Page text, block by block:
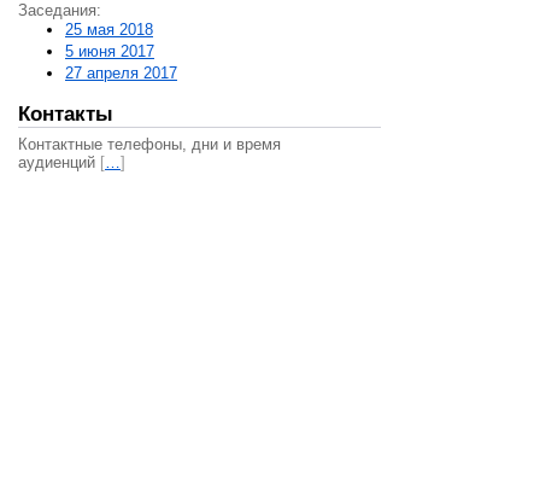
Заседания:
25 мая 2018
5 июня 2017
27 апреля 2017
Контакты
Контактные телефоны, дни и время
аудиенций […]